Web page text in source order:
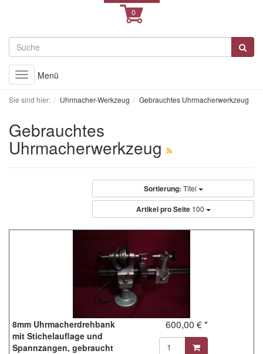
Toggle
navigation
Menü
Sie sind hier: Uhrmacher-Werkzeug Gebrauchtes Uhrmacherwerkzeug
Gebrauchtes
Uhrmacherwerkzeug
Sortierung: Titel
Artikel pro Seite 100
8mm Uhrmacherdrehbank
mit Stichelauflage und
Spannzangen, gebraucht
600,00 € *